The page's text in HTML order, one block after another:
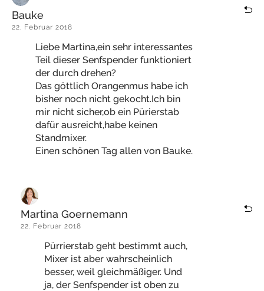
Bauke
22. Februar 2018
Liebe Martina,ein sehr interessantes
Teil dieser Senfspender funktioniert
der durch drehen?
Das göttlich Orangenmus habe ich
bisher noch nicht gekocht.Ich bin
mir nicht sicher,ob ein Pürierstab
dafür ausreicht,habe keinen
Standmixer.
Einen schönen Tag allen von Bauke.
Martina Goernemann
22. Februar 2018
Pürrierstab geht bestimmt auch,
Mixer ist aber wahrscheinlich
besser, weil gleichmäßiger. Und
ja, der Senfspender ist oben zu